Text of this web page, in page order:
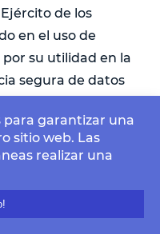
de los
en el uso de
su utilidad en la
segura de datos
de la cadena de
no sólo
para garantizar una
sitio web. Las
realizar una